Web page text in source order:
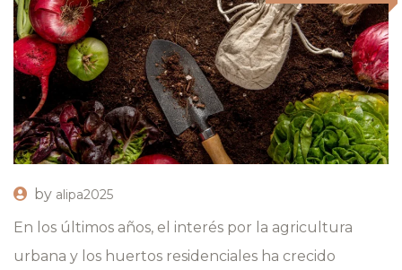
by alipa2025
En los últimos años, el interés por la agricultura
urbana y los huertos residenciales ha crecido